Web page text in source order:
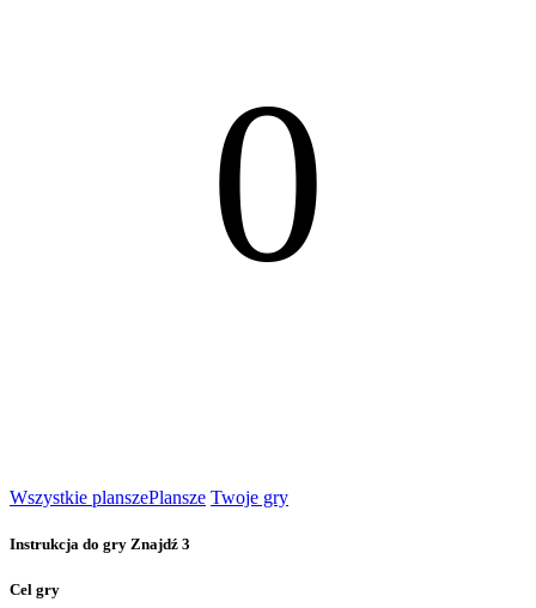
0
Wszystkie planszePlansze Twoje gry
Instrukcja do gry Znajdź 3
Cel gry